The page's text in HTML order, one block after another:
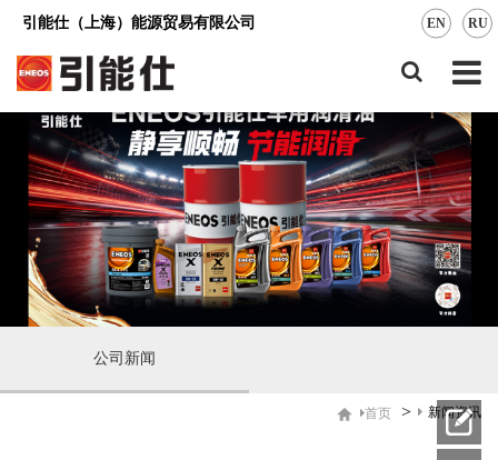
引能仕（上海）能源贸易有限公司 EN RU
公司新闻
首页 > 新闻资讯